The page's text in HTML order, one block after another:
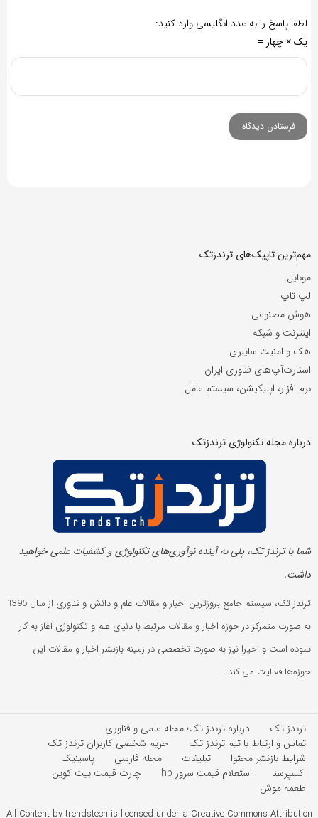
لطفا پاسخ را به عدد انگلیسی وارد کنید:
یک × چهار =
مهم‌ترین تاپیک‌های ترندزتک
موبایل
لپ تاپ
هوش مصنوعی
اینترنت و شبکه
هک و امنیت سایبری
استارت‌آپ‌های فناوری ایران
نرم افزار، اپلیکیشن، سیستم عامل
درباره مجله تکنولوژی ترندزتک
شما با ترندز تک، پلی به آینده‌ نوآوری‌های تکنولوژی و کشفیات علمی خواهید
داشت.
ترندز تک، سیستم جامع بروزترین اخبار و مقالات علم و دانش و فناوری از سال 1395
به صورت متمرکز در حوزه اخبار و مقالات مرتبط با دنیای علم و تکنولوژی آغاز به کار
نموده است و اخیرا نیز به صورت تخصصی در زمینه بازنشر اخبار و مقالات این
حوزه‌ها فعالیت می کند.
ترندز تک
درباره ترندز تک؛ مجله علمی و فناوری
تماس و ارتباط با تیم ترندز تک
حریم شخصی کاربران ترندز تک
شرایط بازنشر محتوا
تبلیغات مجله فارسی
پاسینیک
اکسپرسنا
استعلام قیمت سرور hp
چارت قیمت بیت کوین
طعمه موش
All Content by trendstech is licensed under a Creative Commons Attribution